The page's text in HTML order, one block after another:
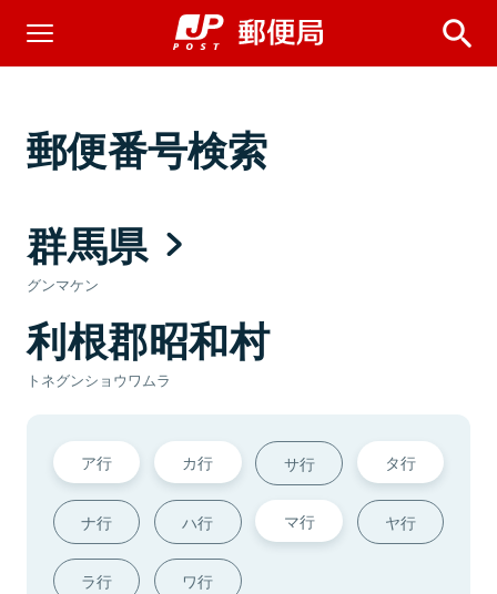
郵便番号検索
群馬県
グンマケン
利根郡昭和村
トネグンショウワムラ
ア行 カ行 サ行 タ行
ナ行 ハ行 マ行 ヤ行
ラ行 ワ行